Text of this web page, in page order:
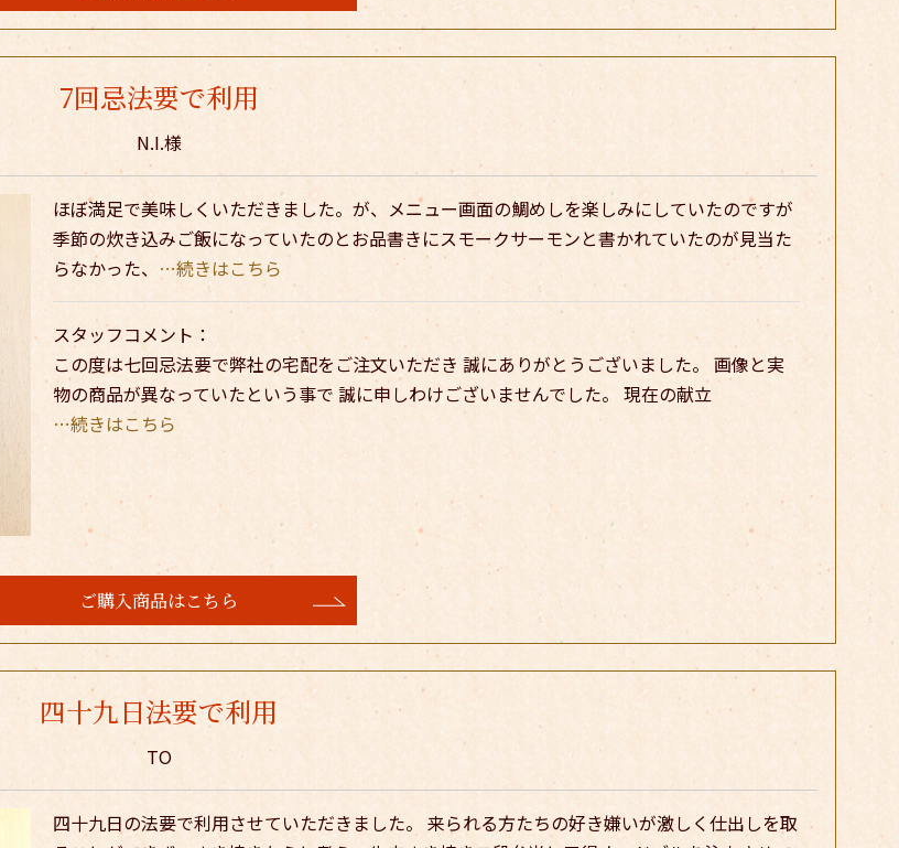
7回忌法要で利用
N.I.様
ほぼ満足で美味しくいただきました。が、メニュー画面の鯛めしを楽しみにしていたのですが
季節の炊き込みご飯になっていたのとお品書きにスモークサーモンと書かれていたのが見当た
らなかった、 …続きはこちら
スタッフコメント：
この度は七回忌法要で弊社の宅配をご注文いただき 誠にありがとうございました。 画像と実
物の商品が異なっていたという事で 誠に申しわけございませんでした。 現在の献立
…続きはこちら
ご購入商品はこちら
四十九日法要で利用
TO
四十九日の法要で利用させていただきました。 来られる方たちの好き嫌いが激しく仕出しを取